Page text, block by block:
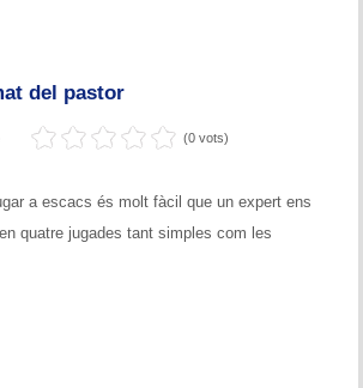
del pastor
(0 vots)
a escacs és molt fàcil que un expert ens
quatre jugades tant simples com les